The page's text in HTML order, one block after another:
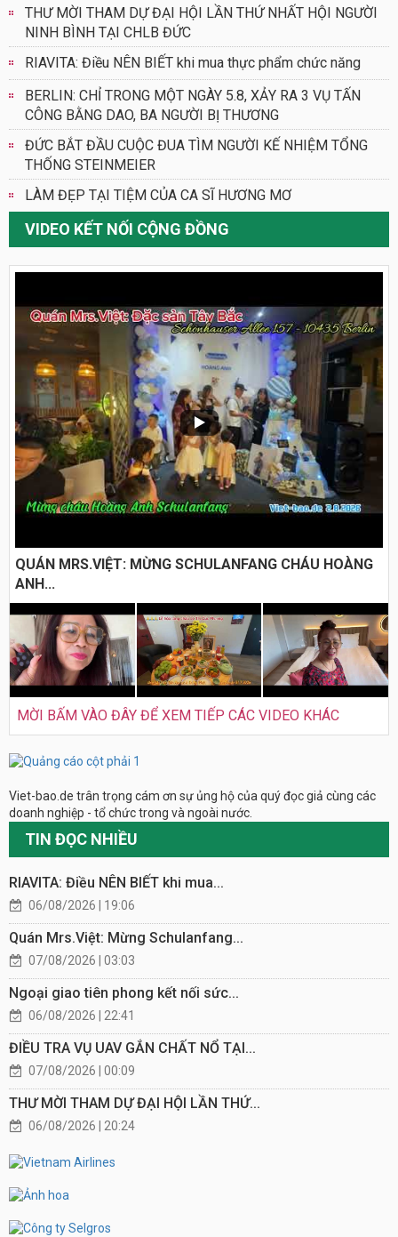
THƯ MỜI THAM DỰ ĐẠI HỘI LẦN THỨ NHẤT HỘI NGƯỜI
NINH BÌNH TẠI CHLB ĐỨC
RIAVITA: Điều NÊN BIẾT khi mua thực phẩm chức năng
BERLIN: CHỈ TRONG MỘT NGÀY 5.8, XẢY RA 3 VỤ TẤN
CÔNG BẰNG DAO, BA NGƯỜI BỊ THƯƠNG
ĐỨC BẮT ĐẦU CUỘC ĐUA TÌM NGƯỜI KẾ NHIỆM TỔNG
THỐNG STEINMEIER
LÀM ĐẸP TẠI TIỆM CỦA CA SĨ HƯƠNG MƠ
VIDEO KẾT NỐI CỘNG ĐỒNG
QUÁN MRS.VIỆT: MỪNG SCHULANFANG CHÁU HOÀNG
ANH...
MỜI BẤM VÀO ĐÂY ĐỂ XEM TIẾP CÁC VIDEO KHÁC
Viet-bao.de trân trọng cám ơn sự ủng hộ của quý đọc giả cùng các
doanh nghiệp - tổ chức trong và ngoài nước.
TIN ĐỌC NHIỀU
RIAVITA: Điều NÊN BIẾT khi mua...
06/08/2026 | 19:06
Quán Mrs.Việt: Mừng Schulanfang...
07/08/2026 | 03:03
Ngoại giao tiên phong kết nối sức...
06/08/2026 | 22:41
ĐIỀU TRA VỤ UAV GẮN CHẤT NỔ TẠI...
07/08/2026 | 00:09
THƯ MỜI THAM DỰ ĐẠI HỘI LẦN THỨ...
06/08/2026 | 20:24